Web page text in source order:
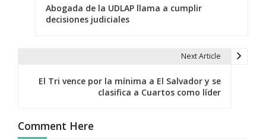
c
Abogada de la UDLAP llama a cumplir
decisiones judiciales
Next Article
El Tri vence por la mínima a El Salvador y se
clasifica a Cuartos como líder
Comment Here